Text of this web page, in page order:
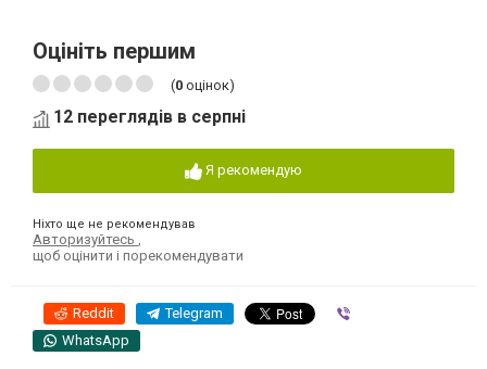
Оцініть першим
(0 оцінок)
12 переглядів в серпні
Я рекомендую
Ніхто ще не рекомендував
Авторизуйтесь
щоб оцінити і порекомендувати
Reddit Telegram
WhatsApp